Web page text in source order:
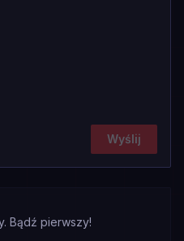
Wyślij
Bądź pierwszy!